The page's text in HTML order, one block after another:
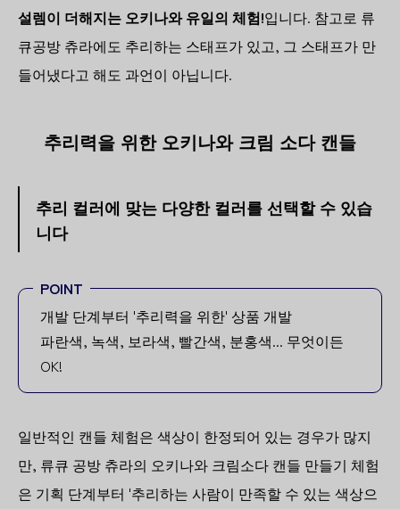
설렘이 더해지는 오키나와 유일의 체험!입니다. 참고로 류
큐공방 츄라에도 추리하는 스태프가 있고, 그 스태프가 만
들어냈다고 해도 과언이 아닙니다.
추리력을 위한 오키나와 크림 소다 캔들
추리 컬러에 맞는 다양한 컬러를 선택할 수 있습
니다
POINT
개발 단계부터 '추리력을 위한' 상품 개발
파란색, 녹색, 보라색, 빨간색, 분홍색... 무엇이든
OK!
일반적인 캔들 체험은 색상이 한정되어 있는 경우가 많지
만, 류큐 공방 츄라의 오키나와 크림소다 캔들 만들기 체험
은 기획 단계부터 '추리하는 사람이 만족할 수 있는 색상으